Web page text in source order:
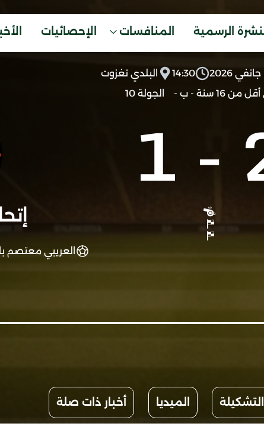
الرسمية المنافسات الإحصائيات
14:30
البلدي تغزوت
من 16 سنة - ب -
الجولة 10
-
1
العريبي معتصم
التشكيلة الميديا أخبار ذات صلة